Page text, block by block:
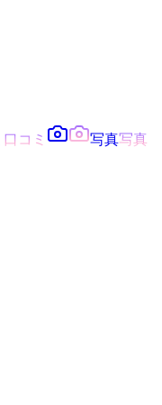
口コミ 写真写真